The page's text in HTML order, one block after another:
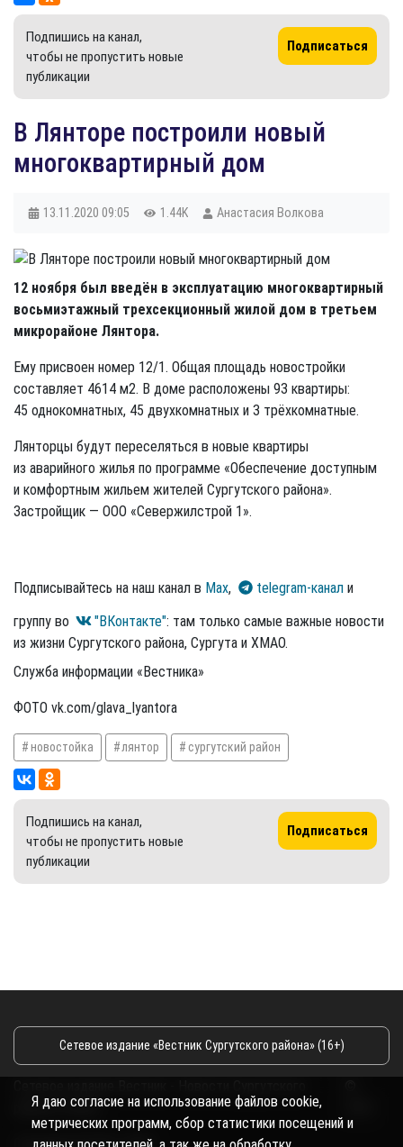
Подпишись на канал,
чтобы не пропустить новые
публикации
Подписаться
​В Лянторе построили новый
многоквартирный дом
13.11.2020 09:05 1.44K Анастасия Волкова
12 ноября был введён в эксплуатацию многоквартирный
восьмиэтажный трехсекционный жилой дом в третьем
микрорайоне Лянтора.
Ему присвоен номер 12/1. Общая площадь новостройки
составляет 4614 м2. В доме расположены 93 квартиры:
45 однокомнатных, 45 двухкомнатных и 3 трёхкомнатные.
Лянторцы будут переселяться в новые квартиры
из аварийного жилья по программе «Обеспечение доступным
и комфортным жильем жителей Сургутского района».
Застройщик — ООО «Севержилстрой 1».
Подписывайтесь на наш канал в Max, telegram-канал и
группу во
"ВКонтакте": там только самые важные новости
из жизни Сургутского района, Сургута и ХМАО.
Служба информации «Вестника»
ФОТО vk.com/glava_lyantora
новостойка лянтор сургутский район
Подпишись на канал,
чтобы не пропустить новые
публикации
Подписаться
Сетевое издание «Вестник Сургутского района» (16+)
района и Югры
Я даю согласие на использование файлов cookie,
метрических программ, сбор статистики посещений и